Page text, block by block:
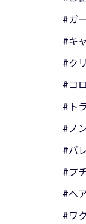
#ガ
#キ
#ク
#コ
#ト
#ノ
#バ
#プ
#ヘ
#ワ